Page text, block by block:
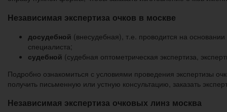
Независимая экспертиза очков в москве
досудебной (внесудебная), т.е. проводится на
специалиста;
судебной (судебная оптометрическая экспертиза,
Подробно ознакомиться с условиями проведения экспертизы
получить письменную или устную консультацию, заказать
Независимая экспертиза очковых линз москва